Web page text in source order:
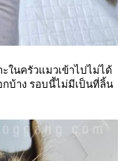
ในครัวแมวเข้าไปไม่ได้
บ้าง รอบนี้ไม่มีเป็นที่ลิ้น